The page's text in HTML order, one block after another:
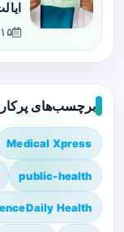
برچسب‌های
Medical Xpress
public-health
Health